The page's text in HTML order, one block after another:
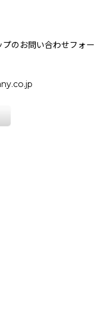
のお問い合わせフォー